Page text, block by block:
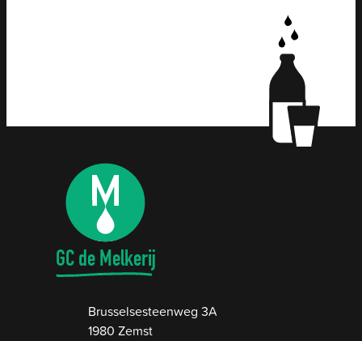
Contact & openingsuren
GC de Melkerij
AdresBrusselsesteenweg 3A
,1980 Zemst